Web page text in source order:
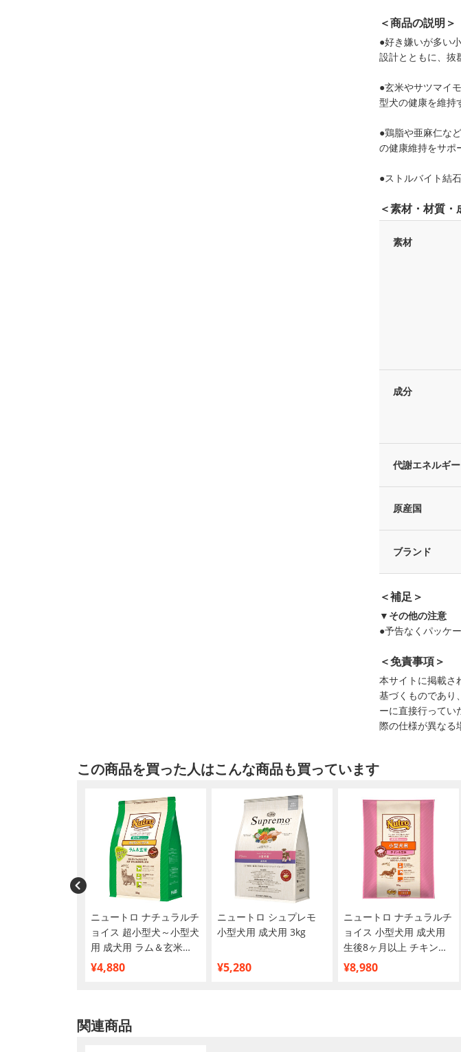
＜商品の説明＞
●好き嫌いが多い
設計とともに、抜
●玄米やサツマイ
型犬の健康を維持
●鶏脂や亜麻仁な
の健康維持をサポ
●ストルバイト結
＜素材・材質・
素材
成分
代謝エネルギー
原産国
ブランド
＜補足＞
▼その他の注意
●予告なくパッケ
＜免責事項＞
本サイトに掲載さ
基づくものであり
ーに直接行ってい
際の仕様が異なる
この商品を買った人はこんな商品も買っています
ニュートロ ナチュラルチ
ョイス 超小型犬～小型犬
用 成犬用 ラム＆玄米
3kg
¥4,880
ニュートロ シュプレモ
小型犬用 成犬用 3kg
¥5,280
ニュートロ ナチュラルチ
ョイス 小型犬用 成犬用
生後8ヶ月以上 チキン＆
玄米 6kg
¥8,980
関連商品